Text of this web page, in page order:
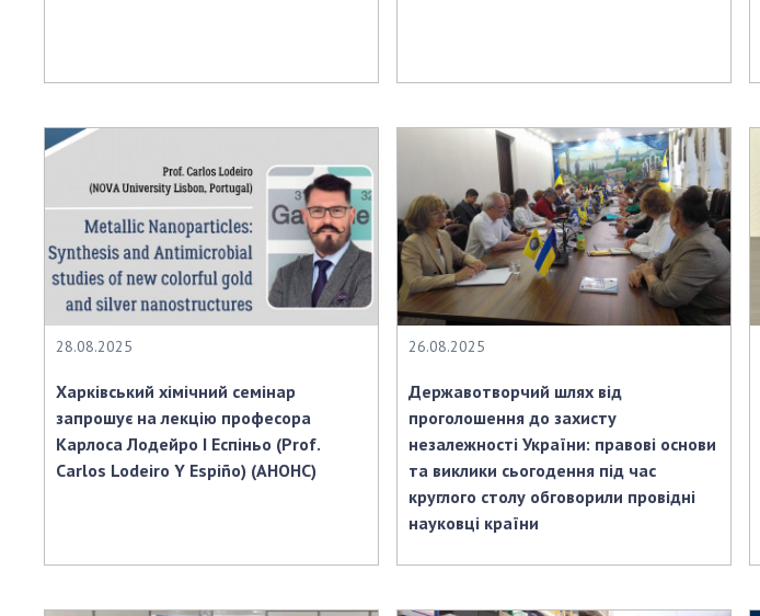
28.08.2025
Харківський хімічний семінар
запрошує на лекцію професора
Карлоса Лодейро І Еспіньо (Prof.
Carlos Lodeiro Y Espiño) (АНОНС)
26.08.2025
Державотворчий шлях від
проголошення до захисту
незалежності України: правові основи
та виклики сьогодення під час
круглого столу обговорили провідні
науковці країни